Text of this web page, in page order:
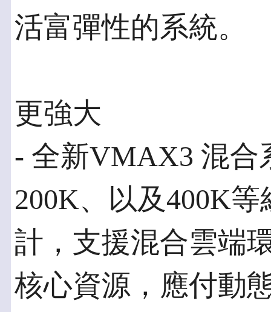
活富彈性的系統。
更強大
- 全新VMAX3 混合
200K、以及400K
計，支援混合雲端
核心資源，應付動